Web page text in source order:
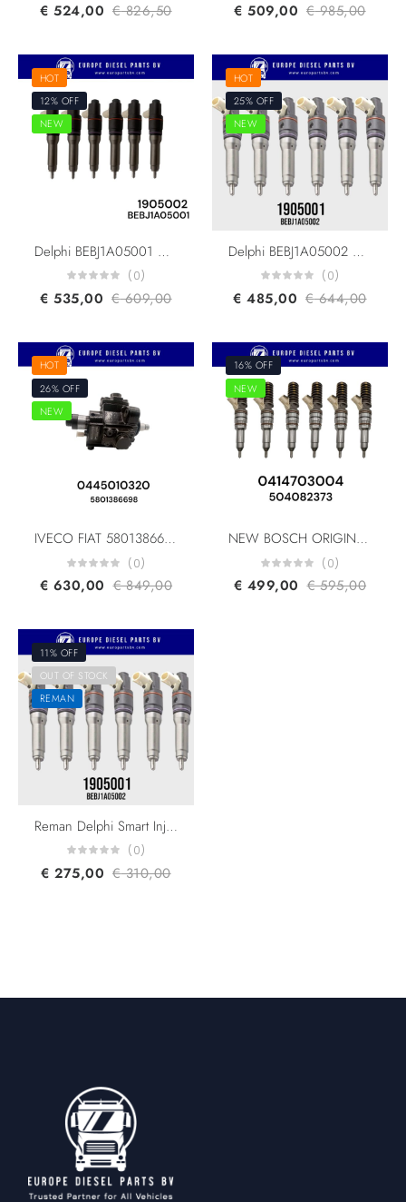
€ 524,00 €826,50 € 509,00 €985,00
HOT
12% OFF
NEW
Delphi BEBJ1A05001 Daf 1905002 1820820 1725282 1742535 1661060 For XF105 CF85 Engine Smart Injector Euro 4/5
(0)
€ 535,00 €609,00
HOT
25% OFF
NEW
Delphi BEBJ1A05002 Daf 1905001 1846419 For XF105 CF85 Engine Smart Injector Euro 4/5
(0)
€ 485,00 €644,00
HOT
26% OFF
NEW
IVECO FIAT 5801386698 K5801386698 1609098080 5801439062 Bosch 0445010320 0445010319 HIGH PRESSURE PUMP Euro 5
(0)
€ 630,00 €849,00
16% OFF
NEW
NEW BOSCH ORIGINAL 0414703004 504082373 504287069 504132378 Astra HD9/HHD9 Iveco Stralis Iveco Trakker Unit Injector Euro 5
(0)
€ 499,00 €595,00
11% OFF
OUT OF STOCK
REMAN
Reman Delphi Smart Injector BEBJ1A05002 Daf 1905001/1905002 1846419 For XF105 CF85 Engine Euro 4/5
(0)
€ 275,00 €310,00